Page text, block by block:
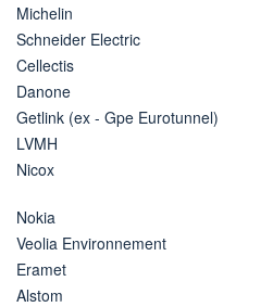
Michelin
Schneider Electric
Cellectis
Danone
Getlink (ex - Gpe Eurotunnel)
LVMH
Nicox
Nokia
Veolia Environnement
Eramet
Alstom